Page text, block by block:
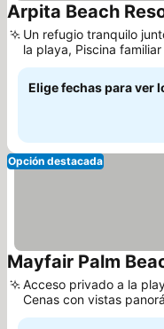
Arpita Beach
Un refugio tranquilo
la playa, Piscina familiar
Elige fechas para ver
Opción destacada
Mayfair Palm
Acceso privado a la
Cenas con vistas
al mar